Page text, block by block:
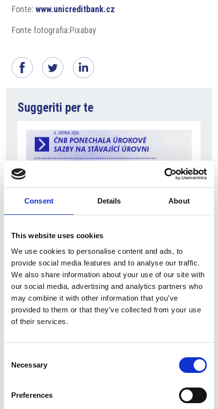
Consent Details About
This website uses cookies
We use cookies to personalise content and ads, to
provide social media features and to analyse our traffic.
We also share information about your use of our site with
our social media, advertising and analytics partners who
may combine it with other information that you’ve
provided to them or that they’ve collected from your use
of their services.
Selection
Necessary
Preferences
Fonte: www.unicreditbank.cz
Fonte fotografia:Pixabay
Suggeriti per te
7 Agosto 2026
La banca centrale non modifica i tassi ma
rivede le stime di crescita
Overview Economica
Repubblica Ceca